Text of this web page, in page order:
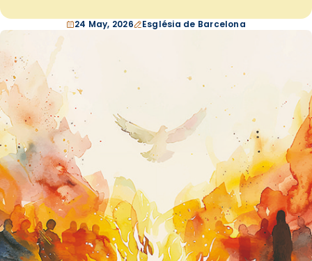
24 May, 2026 Església de Barcelona